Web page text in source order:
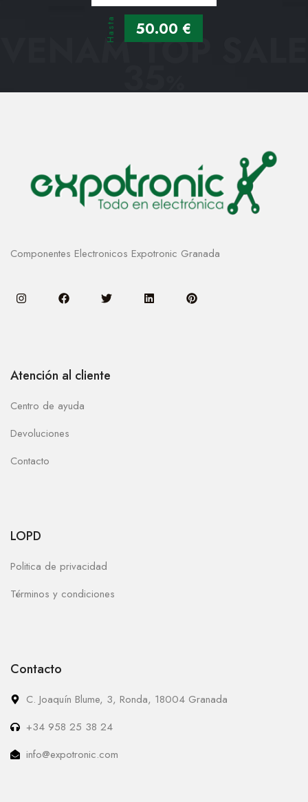
Hasta 50.00 €
VENAM TOP SALE
35
Componentes Electronicos Expotronic Granada
Atención al cliente
Centro de ayuda
Devoluciones
Contacto
LOPD
Politica de privacidad
Términos y condiciones
Contacto
C. Joaquín Blume, 3, Ronda, 18004 Granada
+34 958 25 38 24
info@expotronic.com